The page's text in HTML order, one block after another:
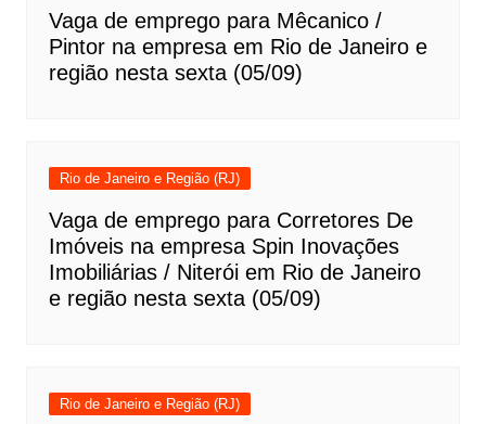
Vaga de emprego para Mêcanico /
Pintor na empresa em Rio de Janeiro e
região nesta sexta (05/09)
Rio de Janeiro e Região (RJ)
Vaga de emprego para Corretores De
Imóveis na empresa Spin Inovações
Imobiliárias / Niterói em Rio de Janeiro
e região nesta sexta (05/09)
Rio de Janeiro e Região (RJ)